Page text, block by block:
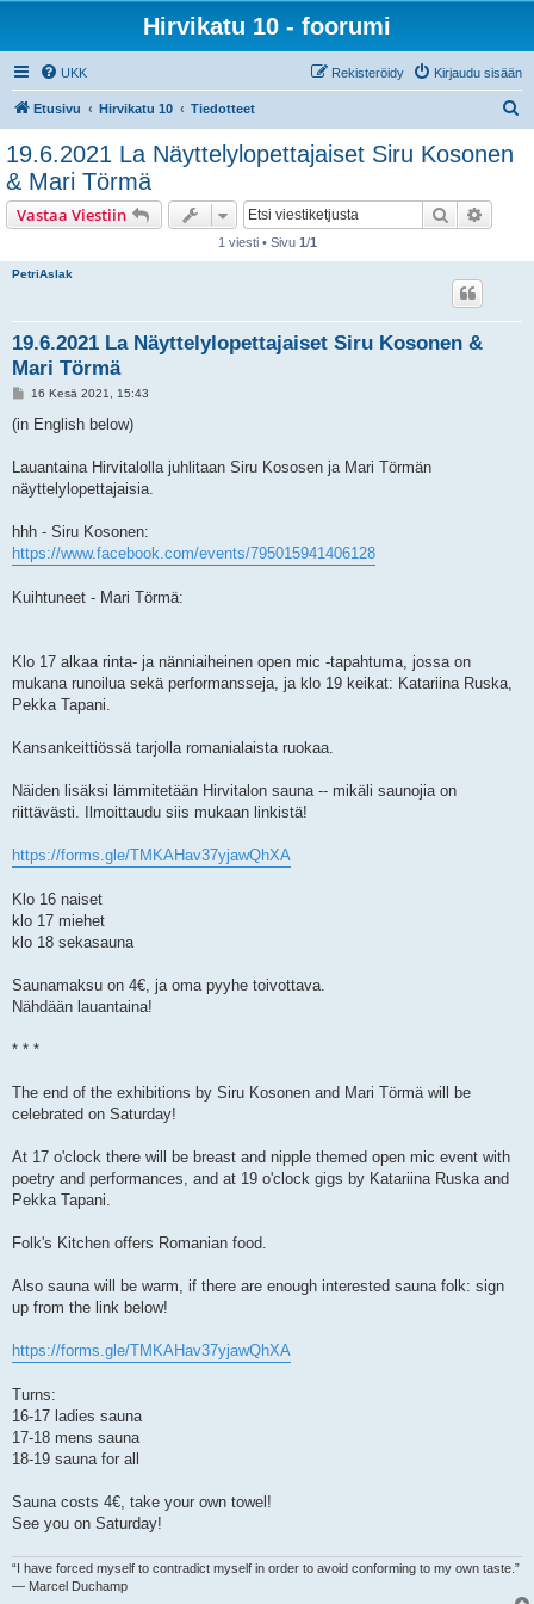
Hirvikatu 10 - foorumi
UKK Kirjaudu sisään
Rekisteröidy
Etusivu Hirvikatu 10 Tiedotteet
19.6.2021 La Näyttelylopettajaiset Siru Kosonen
& Mari Törmä
Vastaa Viestiin Etsi
1 viesti • Sivu 1/1
PetriAslak
19.6.2021 La Näyttelylopettajaiset Siru Kosonen &
Mari Törmä
V
e
i
16 Kesä 2021, 15:43
(in English below)
Lauantaina Hirvitalolla juhlitaan Siru Kososen ja Mari Törmän
näyttelylopettajaisia.
hhh - Siru Kosonen:
https://www.facebook.com/events/795015941406128
Kuihtuneet - Mari Törmä:
Klo 17 alkaa rinta- ja nänniaiheinen open mic -tapahtuma, jossa on
mukana runoilua sekä performansseja, ja klo 19 keikat: Katariina Ruska,
Pekka Tapani.
Kansankeittiössä tarjolla romanialaista ruokaa.
Näiden lisäksi lämmitetään Hirvitalon sauna -- mikäli saunojia on
riittävästi. Ilmoittaudu siis mukaan linkistä!
https://forms.gle/TMKAHav37yjawQhXA
Klo 16 naiset
klo 17 miehet
klo 18 sekasauna
Saunamaksu on 4€, ja oma pyyhe toivottava.
Nähdään lauantaina!
* * *
The end of the exhibitions by Siru Kosonen and Mari Törmä will be
celebrated on Saturday!
At 17 o'clock there will be breast and nipple themed open mic event with
poetry and performances, and at 19 o'clock gigs by Katariina Ruska and
Pekka Tapani.
Folk's Kitchen offers Romanian food.
Also sauna will be warm, if there are enough interested sauna folk: sign
up from the link below!
https://forms.gle/TMKAHav37yjawQhXA
Turns:
16-17 ladies sauna
17-18 mens sauna
18-19 sauna for all
Sauna costs 4€, take your own towel!
See you on Saturday!
“I have forced myself to contradict myself in order to avoid conforming to my own taste.”
― Marcel Duchamp